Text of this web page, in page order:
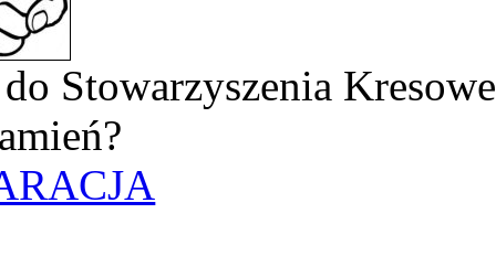
Stowarzyszenia